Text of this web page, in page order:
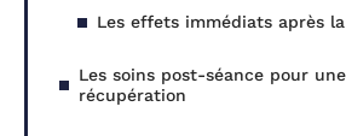
Les effets immédiats après
Les soins post-séance pour
récupération